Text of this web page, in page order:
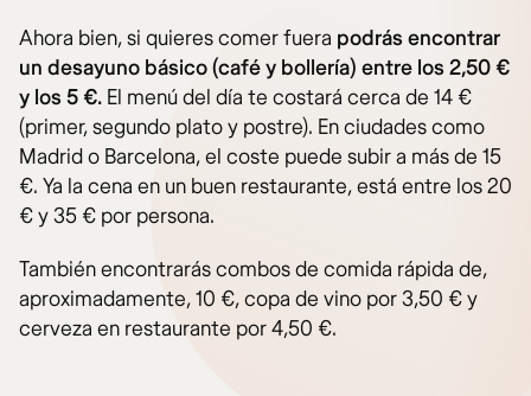
Ahora bien, si quieres comer fuera podrás encontrar
un desayuno básico (café y bollería) entre los 2,50 €
y los 5 €. El menú del día te costará cerca de 14 €
(primer, segundo plato y postre). En ciudades como
Madrid o Barcelona, el coste puede subir a más de 15
€. Ya la cena en un buen restaurante, está entre los 20
€ y 35 € por persona.
También encontrarás combos de comida rápida de,
aproximadamente, 10 €, copa de vino por 3,50 € y
cerveza en restaurante por 4,50 €.